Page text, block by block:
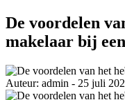
De voordelen
makelaar bij
Auteur: admin - 25 juli